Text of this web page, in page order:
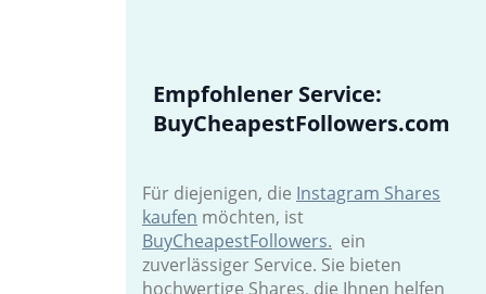
Empfohlener Service:
BuyCheapestFollowers.com
Für diejenigen, die Instagram Shares
kaufen möchten, ist
BuyCheapestFollowers. ein
zuverlässiger Service. Sie bieten
hochwertige Shares, die Ihnen helfen